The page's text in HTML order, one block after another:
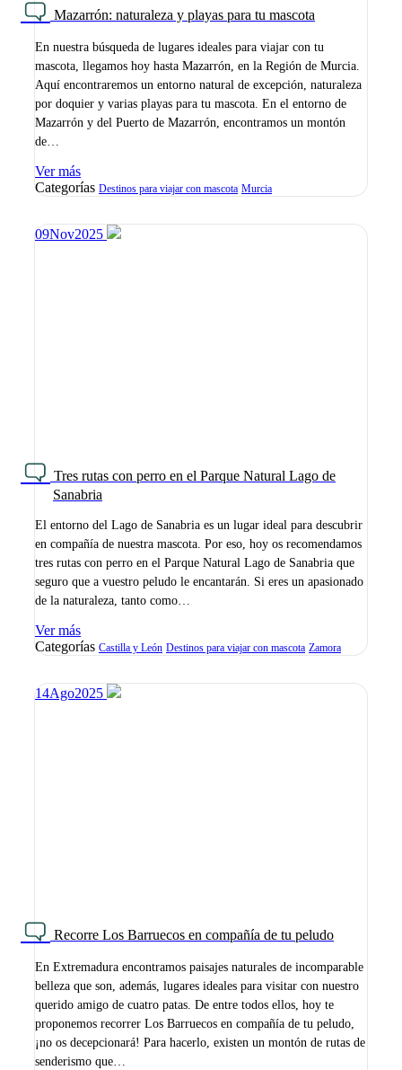
Mazarrón: naturaleza y playas para tu mascota
En nuestra búsqueda de lugares ideales para viajar con tu
mascota, llegamos hoy hasta Mazarrón, en la Región de Murcia.
Aquí encontraremos un entorno natural de excepción, naturaleza
por doquier y varias playas para tu mascota. En el entorno de
Mazarrón y del Puerto de Mazarrón, encontramos un montón
de…
Ver más
Categorías Destinos para viajar con mascota Murcia
09Nov2025
Tres rutas con perro en el Parque Natural Lago de
Sanabria
El entorno del Lago de Sanabria es un lugar ideal para descubrir
en compañía de nuestra mascota. Por eso, hoy os recomendamos
tres rutas con perro en el Parque Natural Lago de Sanabria que
seguro que a vuestro peludo le encantarán. Si eres un apasionado
de la naturaleza, tanto como…
Ver más
Categorías Castilla y León Destinos para viajar con mascota Zamora
14Ago2025
Recorre Los Barruecos en compañía de tu peludo
En Extremadura encontramos paisajes naturales de incomparable
belleza que son, además, lugares ideales para visitar con nuestro
querido amigo de cuatro patas. De entre todos ellos, hoy te
proponemos recorrer Los Barruecos en compañía de tu peludo,
¡no os decepcionará! Para hacerlo, existen un montón de rutas de
senderismo que…